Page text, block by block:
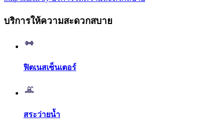
บริการให้ความสะดวกสบาย
ฟิตเนสเซ็นเตอร์
สระว่ายน้ำ